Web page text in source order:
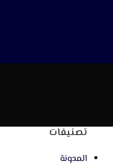
تصنيفات
المدونة